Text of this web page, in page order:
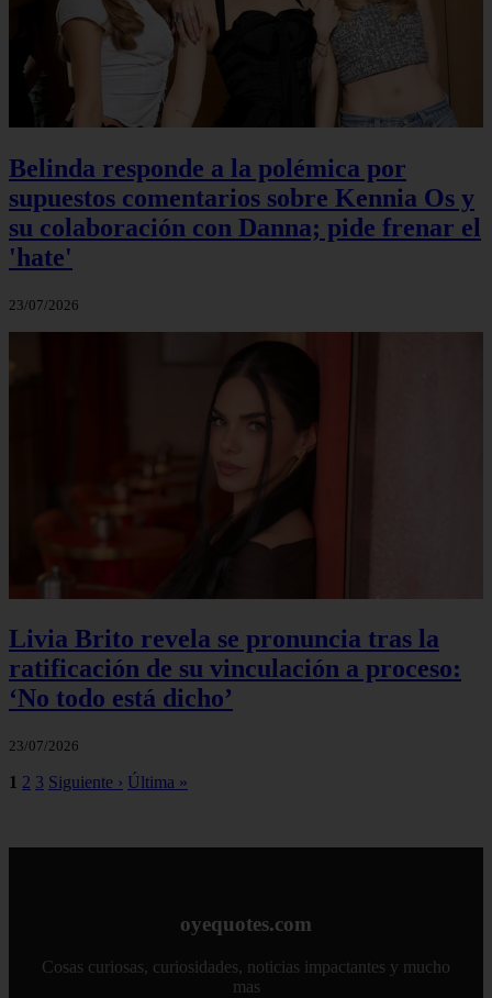
Belinda responde a la polémica por
supuestos comentarios sobre Kennia Os y
su colaboración con Danna; pide frenar el
'hate'
23/07/2026
Livia Brito revela se pronuncia tras la
ratificación de su vinculación a proceso:
‘No todo está dicho’
23/07/2026
1 2 3 Siguiente › Última »
oyequotes.com
Cosas curiosas, curiosidades, noticias impactantes y mucho
mas